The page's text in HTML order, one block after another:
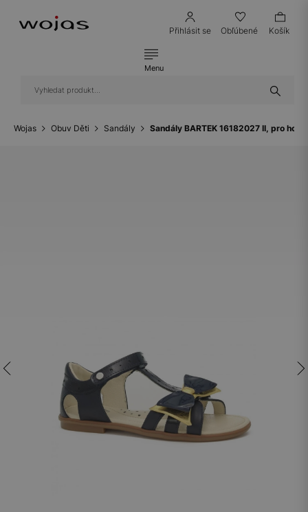
Přihlásit se Obľúbené Košík
Menu
Wojas Obuv Děti Sandály Sandály BARTEK 16182027 II, pro